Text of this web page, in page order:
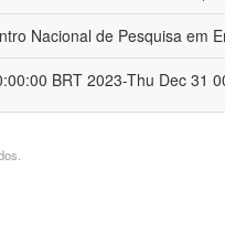
Nacional de Pesquisa em
BRT 2023-Thu Dec 31